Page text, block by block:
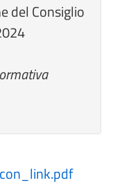
del Consiglio